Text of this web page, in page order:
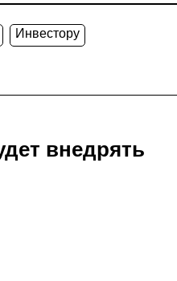
Инвестору
внедрять